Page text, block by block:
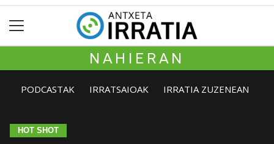
NAHIERAN
PODCASTAK IRRATSAIOAK IRRATIA ZUZENEAN
HOT SHOT